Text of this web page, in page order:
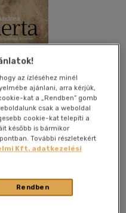
adom Megosztom
az ízléséhez minél
ajánlani, arra kérjük,
kat a „Rendben” gomb
csak a weboldal
cookie-kat telepíti a
később is bármikor
További részletekért
Kft. adatkezelési
Rendben